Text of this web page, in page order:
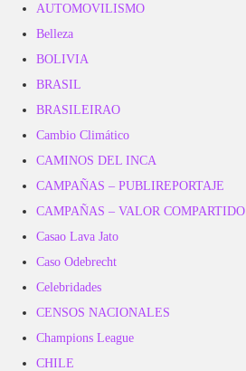
AUTOMOVILISMO
Belleza
BOLIVIA
BRASIL
BRASILEIRAO
Cambio Climático
CAMINOS DEL INCA
CAMPAÑAS – PUBLIREPORTAJE
CAMPAÑAS – VALOR COMPARTIDO
Casao Lava Jato
Caso Odebrecht
Celebridades
CENSOS NACIONALES
Champions League
CHILE